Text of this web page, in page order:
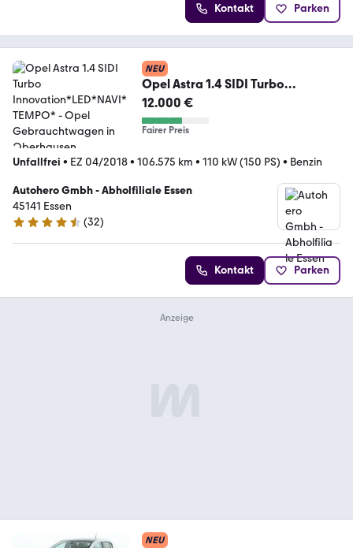
Kontakt Parken
NEU
Opel Astra 1.4 SIDI Turbo
Innovation*LED*NAVI*TEMPO*
12.000 €
Fairer Preis
Unfallfrei • EZ 04/2018• 106.575 km • 110 kW (150 PS) • Benzin
Autohero Gmbh - Abholfiliale Essen
45141 Essen
4.7 Sterne
(32)
Kontakt Parken
NEU